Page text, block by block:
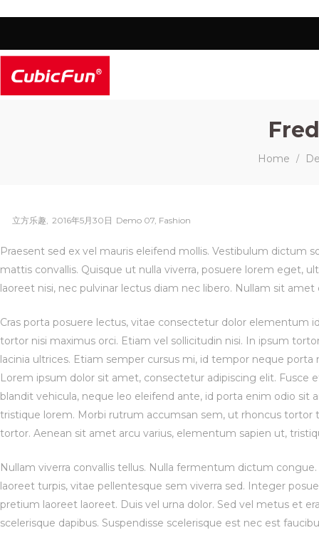
Home /
立方乐趣 Posted
2016年5月30日 Posted
Demo 07 Fashion
Praesent sed ex vel mauris eleifend mollis. Vestibulum dictum
mattis convallis. Quisque ut nulla viverra, posuere lorem eget,
laoreet nisi, nec pulvinar lectus diam nec libero. Nullam sit amet
Cras porta posuere lectus, vitae consectetur dolor elementum
tortor nisi maximus orci. Etiam vel sollicitudin nisi. In ipsum
lacinia ultrices. Etiam semper cursus mi, id tempor neque
Lorem ipsum dolor sit amet, consectetur adipiscing elit. Fusce
blandit vehicula, neque leo eleifend ante, id porta enim odio
tristique lorem. Morbi rutrum accumsan sem, ut rhoncus tortor
tortor. Aenean sit amet arcu varius, elementum sapien ut,
Nullam viverra convallis tellus. Nulla fermentum dictum
laoreet turpis, vitae pellentesque sem viverra sed. Integer
pretium laoreet laoreet. Duis vel urna dolor. Sed vel metus et
scelerisque dapibus. Suspendisse scelerisque est nec est